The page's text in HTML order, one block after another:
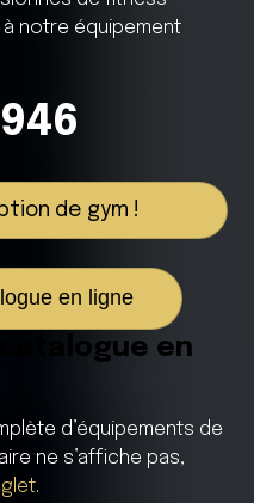
notre équipement
de gym !
en ligne
en
d’équipements de
ne s’affiche pas,
.